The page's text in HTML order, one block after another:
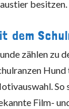
besitzen.
dem
zählen zu
So
Film-